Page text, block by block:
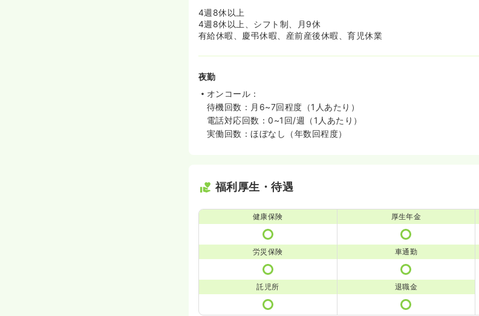
4週8休以上
4週8休以上、シフト制、月9休
有給休暇、慶弔休暇、産前産後休暇、育児休業
夜勤
オンコール：
待機回数：月6~7回程度（1人あたり）
電話対応回数：0~1回/週（1人あたり）
実働回数：ほぼなし（年数回程度）
福利厚生・待遇
健康保険 厚生年金
労災保険 車通勤
託児所 退職金